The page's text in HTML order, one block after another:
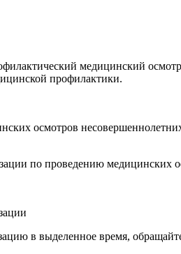
медицинский
профилактики.
осмотров
по проведению
в выделенное время,